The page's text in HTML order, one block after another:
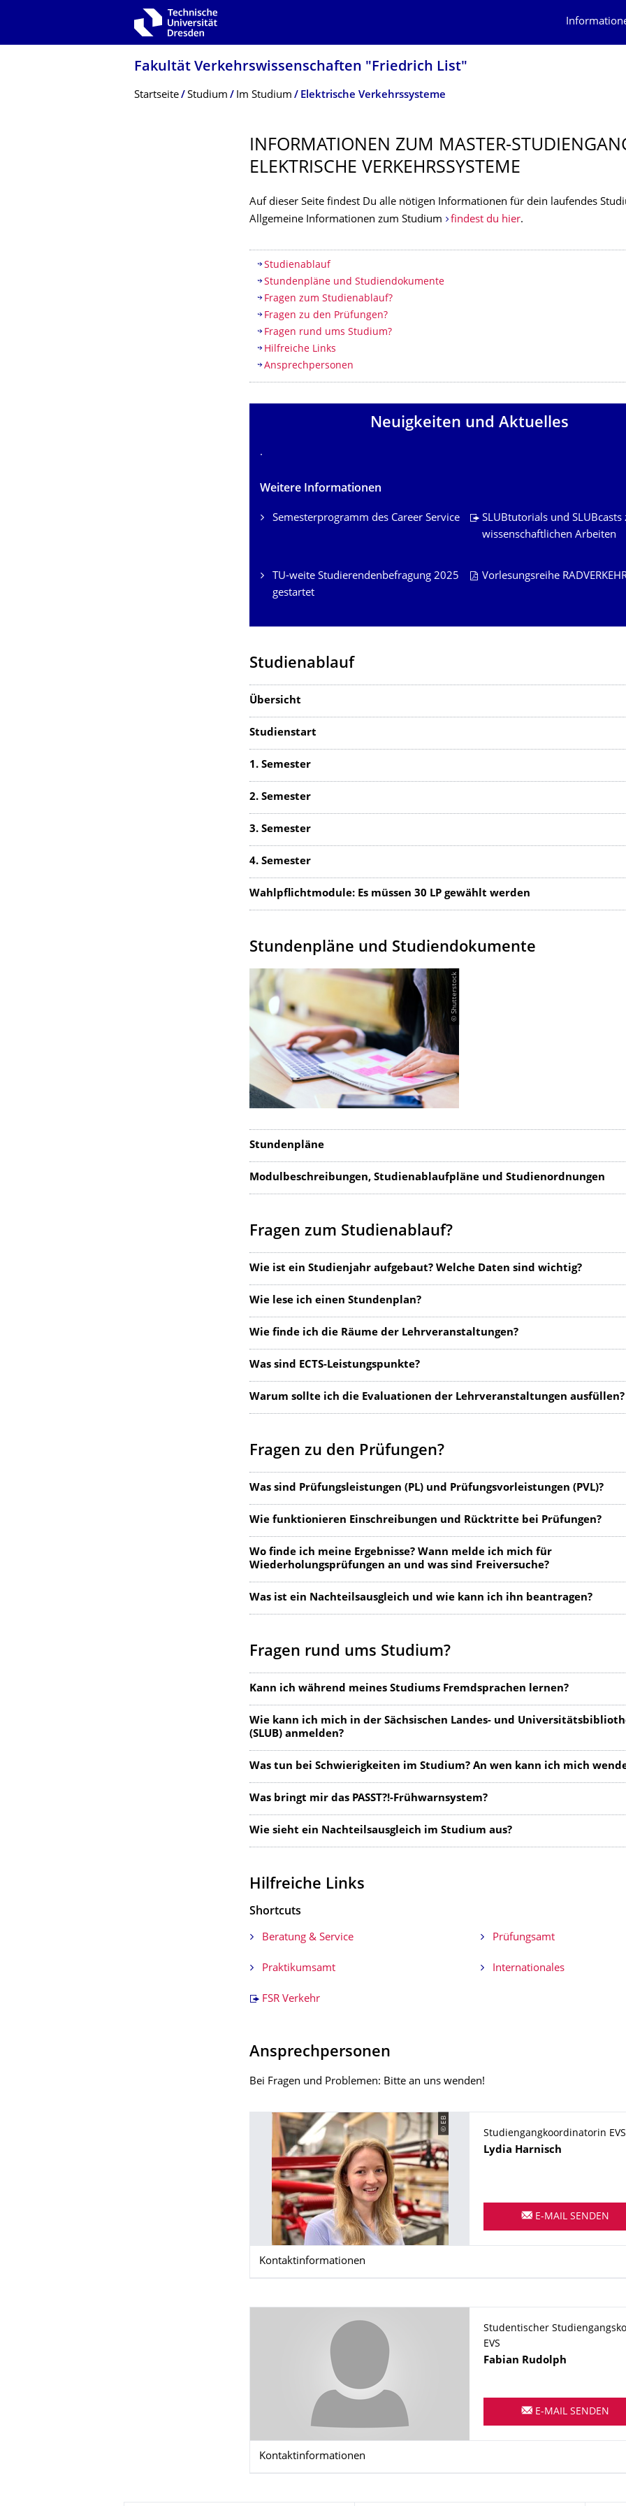
Zur Hauptnavigation springen
Fakultät Verkehrswissen­schaften "Friedrich List"
Breadcrumb-Menü
Startseite Studium Im Studium Elektrische Verkehrssysteme
INFORMATIONEN ZUM MASTER-
ELEKTRISCHE VERKEHRSSYSTEME
Auf dieser Seite findest Du alle nötigen Informationen für dein laufendes
Allgemeine Informationen zum Studium
findest du hier.
Inhaltsverzeichnis
Studienablauf
Stundenpläne und Studiendokumente
Fragen zum Studienablauf?
Fragen zu den Prüfungen?
Fragen rund ums Studium?
Hilfreiche Links
Ansprechpersonen
Neuigkeiten und Aktuelles
.
Weitere Informationen
Semesterprogramm des Career Service
SLUBtutorials und SLUBcasts
wissenschaftlichen Arbeiten
TU-weite Studierendenbe­fragung 2025
gestartet
Vorlesungsreihe
Studienablauf
Übersicht
Studienstart
1. Semester
2. Semester
3. Semester
4. Semester
Wahlpflichtmodule: Es müssen 30 LP gewählt werden
Stundenpläne und Studiendokumente
© Shutterstock
Stundenpläne
Modulbeschreibungen, Studienablaufpläne und Studienordnungen
Fragen zum Studienablauf?
Wie ist ein Studienjahr aufgebaut? Welche Daten sind wichtig?
Wie lese ich einen Stundenplan?
Wie finde ich die Räume der Lehrveranstaltungen?
Was sind ECTS-Leistungspunkte?
Warum sollte ich die Evaluationen der Lehrveranstaltungen ausfüllen?
Fragen zu den Prüfungen?
Was sind Prüfungsleistungen (PL) und Prüfungsvorleistungen (PVL)?
Wie funktionieren Einschreibungen und Rücktritte bei Prüfungen?
Wo finde ich meine Ergebnisse? Wann melde ich mich für
Wiederholungsprüfungen an und was sind Freiversuche?
Was ist ein Nachteilsausgleich und wie kann ich ihn beantragen?
Fragen rund ums Studium?
Kann ich während meines Studiums Fremdsprachen lernen?
Wie kann ich mich in der Sächsischen Landes- und
(SLUB) anmelden?
Was tun bei Schwierigkeiten im Studium? An wen kann ich mich
Was bringt mir das PASST?!-Frühwarnsystem?
Wie sieht ein Nachteilsausgleich im Studium aus?
Hilfreiche Links
Shortcuts
Beratung & Service Prüfungsamt
Praktikumsamt Internationales
FSR Verkehr
Ansprechpersonen
Bei Fragen und Problemen: Bitte an uns wenden!
© EB
Studiengangkoordinatorin EVS
Name
Lydia Harnisch
E-MAIL SENDEN
Kontaktinformationen
Studentischer
EVS
Name
Fabian Rudolph
E-MAIL SENDEN
Kontaktinformationen